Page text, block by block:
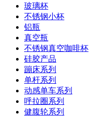
玻璃杯
不锈钢小杯
铝瓶
真空瓶
不锈钢真空咖啡杯
硅胶产品
蹦床系列
单杆系列
动感单车系列
呼拉圈系列
健腹轮系列